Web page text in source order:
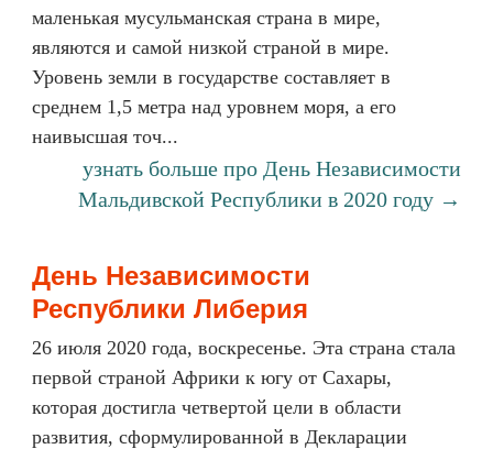
маленькая мусульманская страна в мире,
являются и самой низкой страной в мире.
Уровень земли в государстве составляет в
среднем 1,5 метра над уровнем моря, а его
наивысшая точ...
узнать больше про День Независимости
Мальдивской Республики в 2020 году →
День Независимости
Республики Либерия
26 июля 2020 года, воскресенье. Эта страна стала
первой страной Африки к югу от Сахары,
которая достигла четвертой цели в области
развития, сформулированной в Декларации